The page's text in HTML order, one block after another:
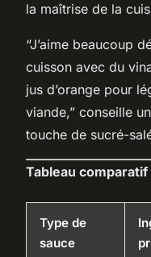
la maîtrise de la
“J’aime beaucoup
cuisson avec du
jus d’orange pour
viande,” conseille
touche de sucré-
Tableau
Type de
sauce